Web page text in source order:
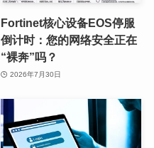
Fortinet核心设备EOS停服
倒计时：您的网络安全正在
“裸奔”吗？
2026年7月30日